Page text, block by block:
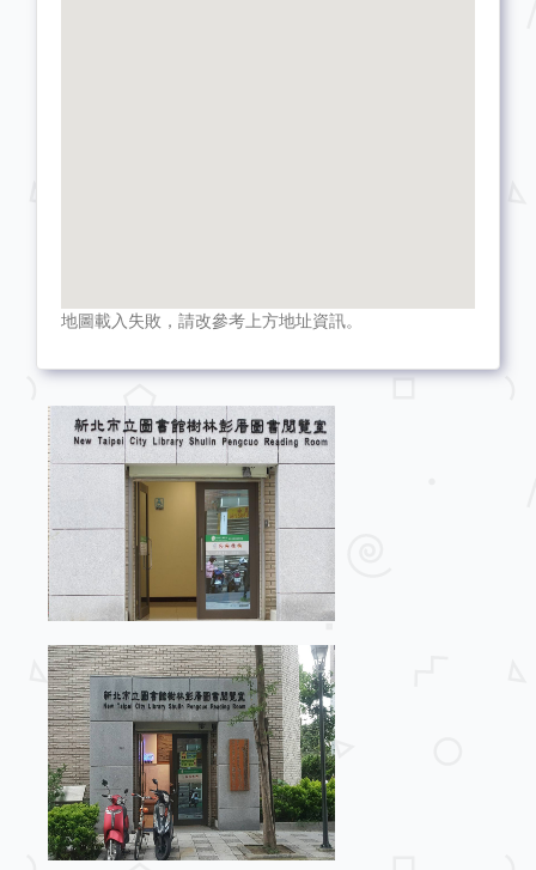
地圖載入失敗，請改參考上方地址資訊。